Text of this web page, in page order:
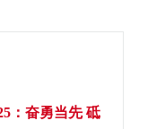
：奋勇当先 砥